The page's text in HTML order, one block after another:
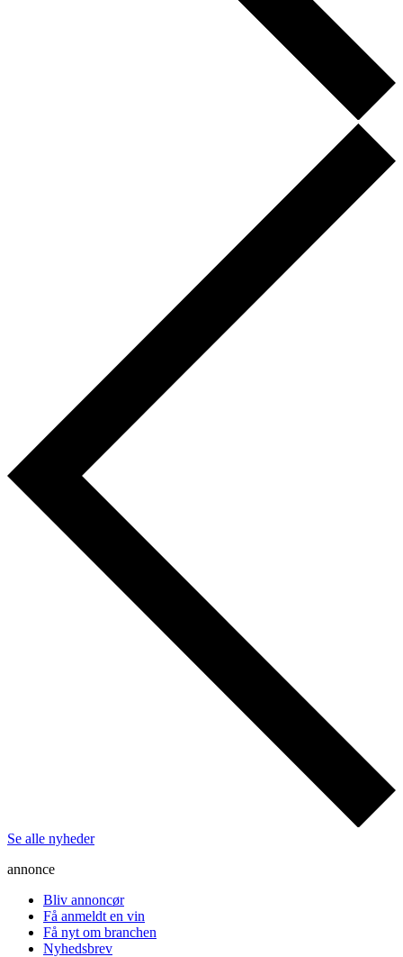
Se alle nyheder
annonce
Bliv annoncør
Få anmeldt en vin
Få nyt om branchen
Nyhedsbrev